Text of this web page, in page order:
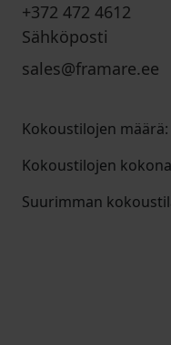
+372 472 4612
Sähköposti
sales@framare.ee
Kokoustilojen määrä:
Kokoustilojen
Suurimman